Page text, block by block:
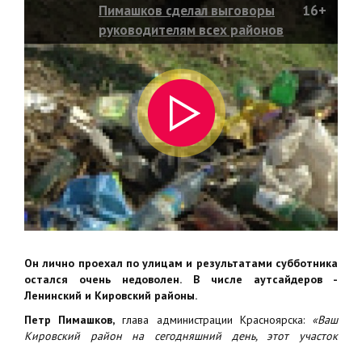
Пимашков сделал выговоры
руководителям всех районов
города за плохую уборку
16+
Он лично проехал по улицам и результатами субботника
остался очень недоволен. В числе аутсайдеров -
Ленинский и Кировский районы.
Петр Пимашков, глава администрации Красноярска: «Ваш
Кировский район на сегодняшний день, этот участок